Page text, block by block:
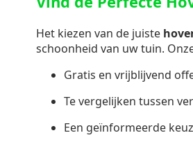
Het kiezen van de juiste
schoonheid van uw tuin.
Gratis en vrijblijvend
Te vergelijken tussen
Een geïnformeerde